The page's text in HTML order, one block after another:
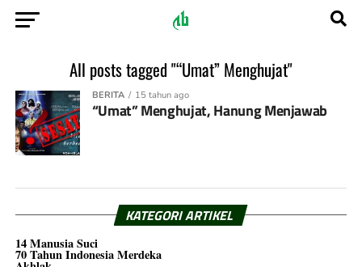
All posts tagged "“Umat” Menghujat"
BERITA 15 tahun ago
“Umat” Menghujat, Hanung Menjawab
KATEGORI ARTIKEL
14 Manusia Suci
70 Tahun Indonesia Merdeka